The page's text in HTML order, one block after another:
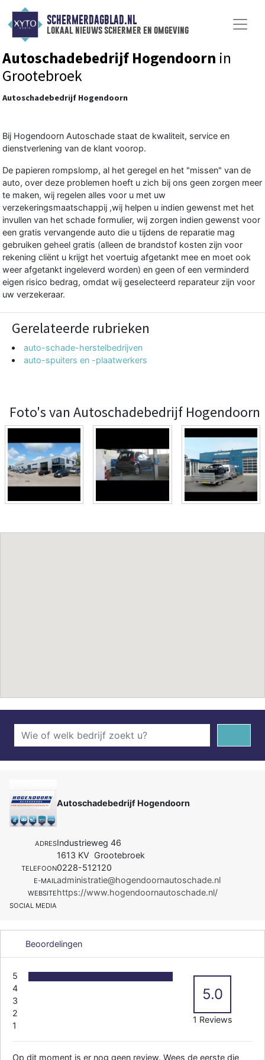
SCHERMERDAGBLAD.NL
lokaal nieuws schermer en omgeving
Autoschadebedrijf Hogendoorn in
Grootebroek
Autoschadebedrijf Hogendoorn
Bij Hogendoorn Autoschade staat de kwaliteit, service en
dienstverlening van de klant voorop.
De papieren rompslomp, al het geregel en het "missen" van de
auto, over deze problemen hoeft u zich bij ons geen zorgen meer
te maken, wij regelen alles voor u met uw
verzekeringsmaatschappij ,wij helpen u indien gewenst met het
invullen van het schade formulier, wij zorgen indien gewenst voor
een gratis vervangende auto die u tijdens de reparatie mag
gebruiken geheel gratis (alleen de brandstof kosten zijn voor
rekening cliënt u krijgt het voertuig afgetankt mee en moet ook
weer afgetankt ingeleverd worden) en geen of een verminderd
eigen risico bedrag, omdat wij geselecteerd reparateur zijn voor
uw verzekeraar.
Gerelateerde rubrieken
auto-schade-herstelbedrijven
auto-spuiters en -plaatwerkers
Foto's van Autoschadebedrijf Hogendoorn
Autoschadebedrijf Hogendoorn
ADRESIndustrieweg 46
1613 KV Grootebroek
TELEFOON0228-512120
E-MAILadministratie@hogendoornautoschade.nl
WEBSITEhttps://www.hogendoornautoschade.nl/
SOCIAL MEDIA
Beoordelingen
5
4
3
2
1
5.0
1 Reviews
Op dit moment is er nog geen review. Wees de eerste die